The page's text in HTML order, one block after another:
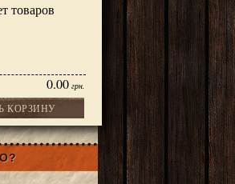
товаров
0.00 грн.
КОРЗИНУ